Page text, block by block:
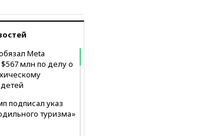
Meta
$567 млн по делу о
подписал указ
туризма»